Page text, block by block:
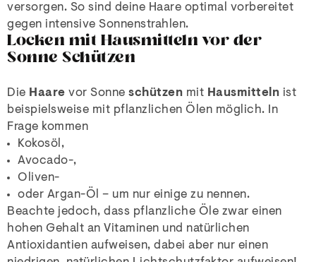
versorgen. So sind deine Haare optimal vorbereitet
gegen intensive Sonnenstrahlen.
Locken mit Hausmitteln vor der
Sonne Schützen
Die Haare vor Sonne schützen mit Hausmitteln ist
beispielsweise mit pflanzlichen Ölen möglich. In
Frage kommen
Kokosöl,
Avocado-,
Oliven-
oder Argan-Öl – um nur einige zu nennen.
Beachte jedoch, dass pflanzliche Öle zwar einen
hohen Gehalt an Vitaminen und natürlichen
Antioxidantien aufweisen, dabei aber nur einen